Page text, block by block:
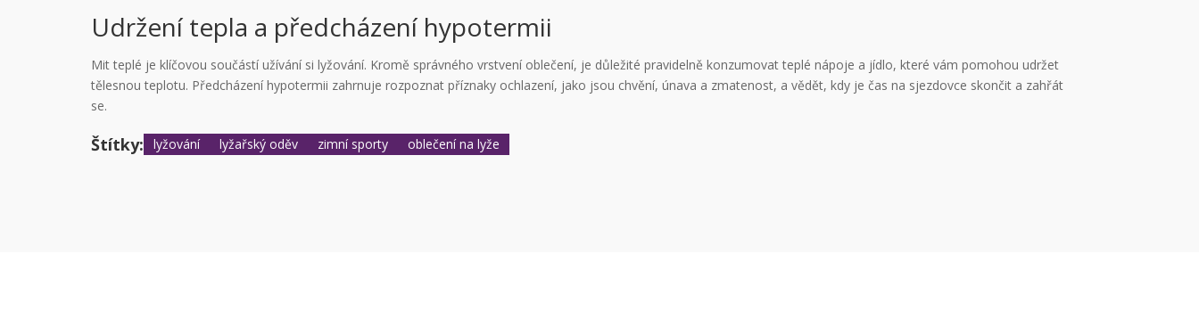
Udržení tepla a předcházení hypotermii
Mit teplé je klíčovou součástí užívání si lyžování. Kromě správného vrstvení oblečení, je důležité pravidelně konzumovat teplé nápoje a jídlo, které vám pomohou udržet
tělesnou teplotu. Předcházení hypotermii zahrnuje rozpoznat příznaky ochlazení, jako jsou chvění, únava a zmatenost, a vědět, kdy je čas na sjezdovce skončit a zahřát
se.
Štítky: lyžování lyžařský oděv zimní sporty oblečení na lyže